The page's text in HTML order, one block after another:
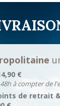
€
à compter de
de retrait